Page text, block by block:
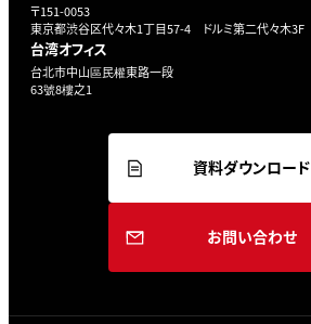
〒151-0053
東京都渋谷区代々木1丁目57-4 ドルミ第二代々木3F
台湾オフィス
台北市中山區民權東路一段
63號8樓之1
資料ダウンロード
お問い合わせ